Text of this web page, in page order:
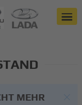
MEHR